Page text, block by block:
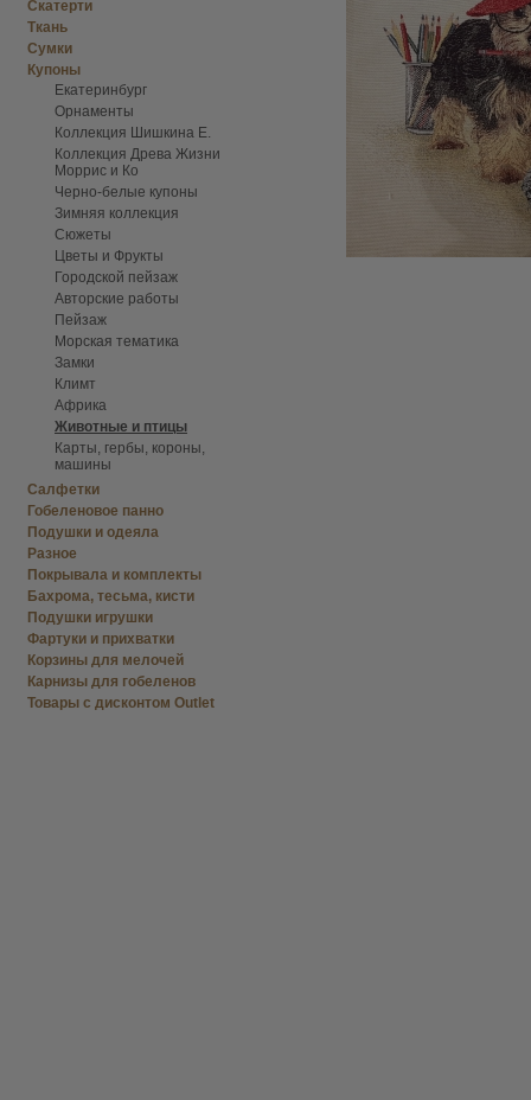
Скатерти
Ткань
Сумки
Купоны
Екатеринбург
Орнаменты
Коллекция Шишкина Е.
Коллекция Древа Жизни
Моррис и Ко
Черно-белые купоны
Зимняя коллекция
Сюжеты
Цветы и Фрукты
Городской пейзаж
Авторские работы
Пейзаж
Морская тематика
Замки
Климт
Африка
Животные и птицы
Карты, гербы, короны,
машины
Салфетки
Гобеленовое панно
Подушки и одеяла
Разное
Покрывала и комплекты
Бахрома, тесьма, кисти
Подушки игрушки
Фартуки и прихватки
Корзины для мелочей
Карнизы для гобеленов
Товары с дисконтом Outlet